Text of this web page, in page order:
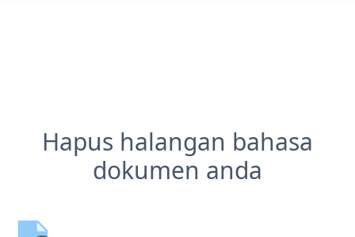
Hapus halangan bahasa
dokumen anda